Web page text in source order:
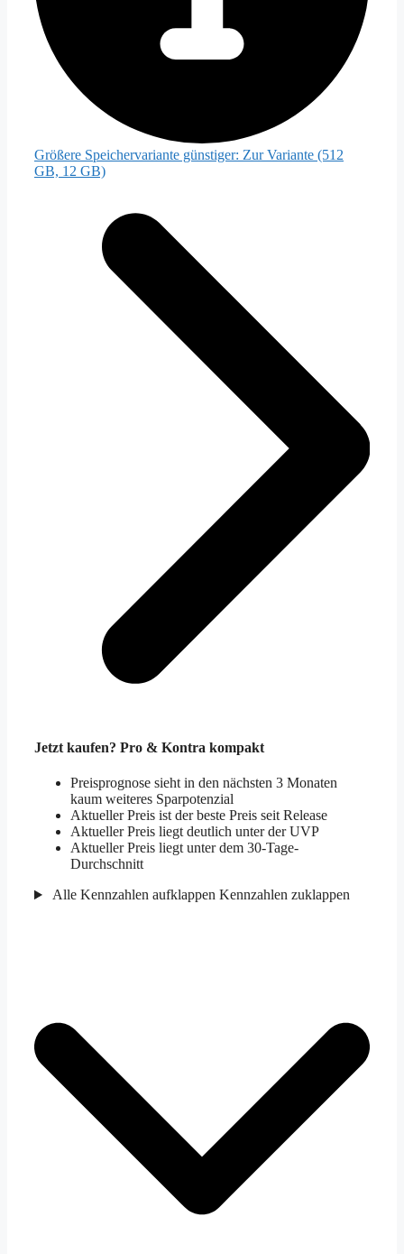
Größere Speichervariante günstiger: Zur Variante (512
GB, 12 GB)
Jetzt kaufen? Pro & Kontra kompakt
Preisprognose sieht in den nächsten 3 Monaten
kaum weiteres Sparpotenzial
Aktueller Preis ist der beste Preis seit Release
Aktueller Preis liegt deutlich unter der UVP
Aktueller Preis liegt unter dem 30-Tage-
Durchschnitt
Alle Kennzahlen aufklappen Kennzahlen zuklappen